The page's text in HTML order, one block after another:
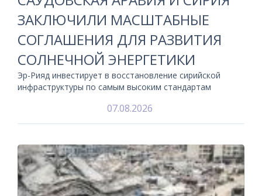
ЗАКЛЮЧИЛИ МАСШТАБНЫЕ
СОГЛАШЕНИЯ ДЛЯ РАЗВИТИЯ
СОЛНЕЧНОЙ ЭНЕРГЕТИКИ
Эр-Рияд инвестирует в восстановление сирийской
инфраструктуры по самым высоким стандартам
07.08.2026